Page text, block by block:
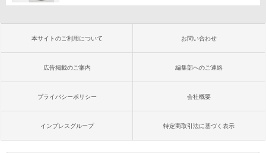
本サイトのご利用について お問い合わせ
広告掲載のご案内 編集部へのご連絡
プライバシーポリシー 会社概要
インプレスグループ 特定商取引法に基づく表示